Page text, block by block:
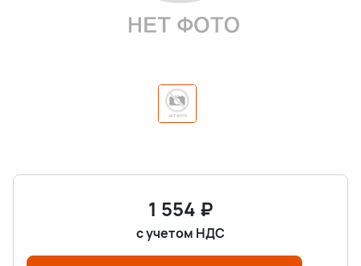
1 554 ₽
с учетом НДС